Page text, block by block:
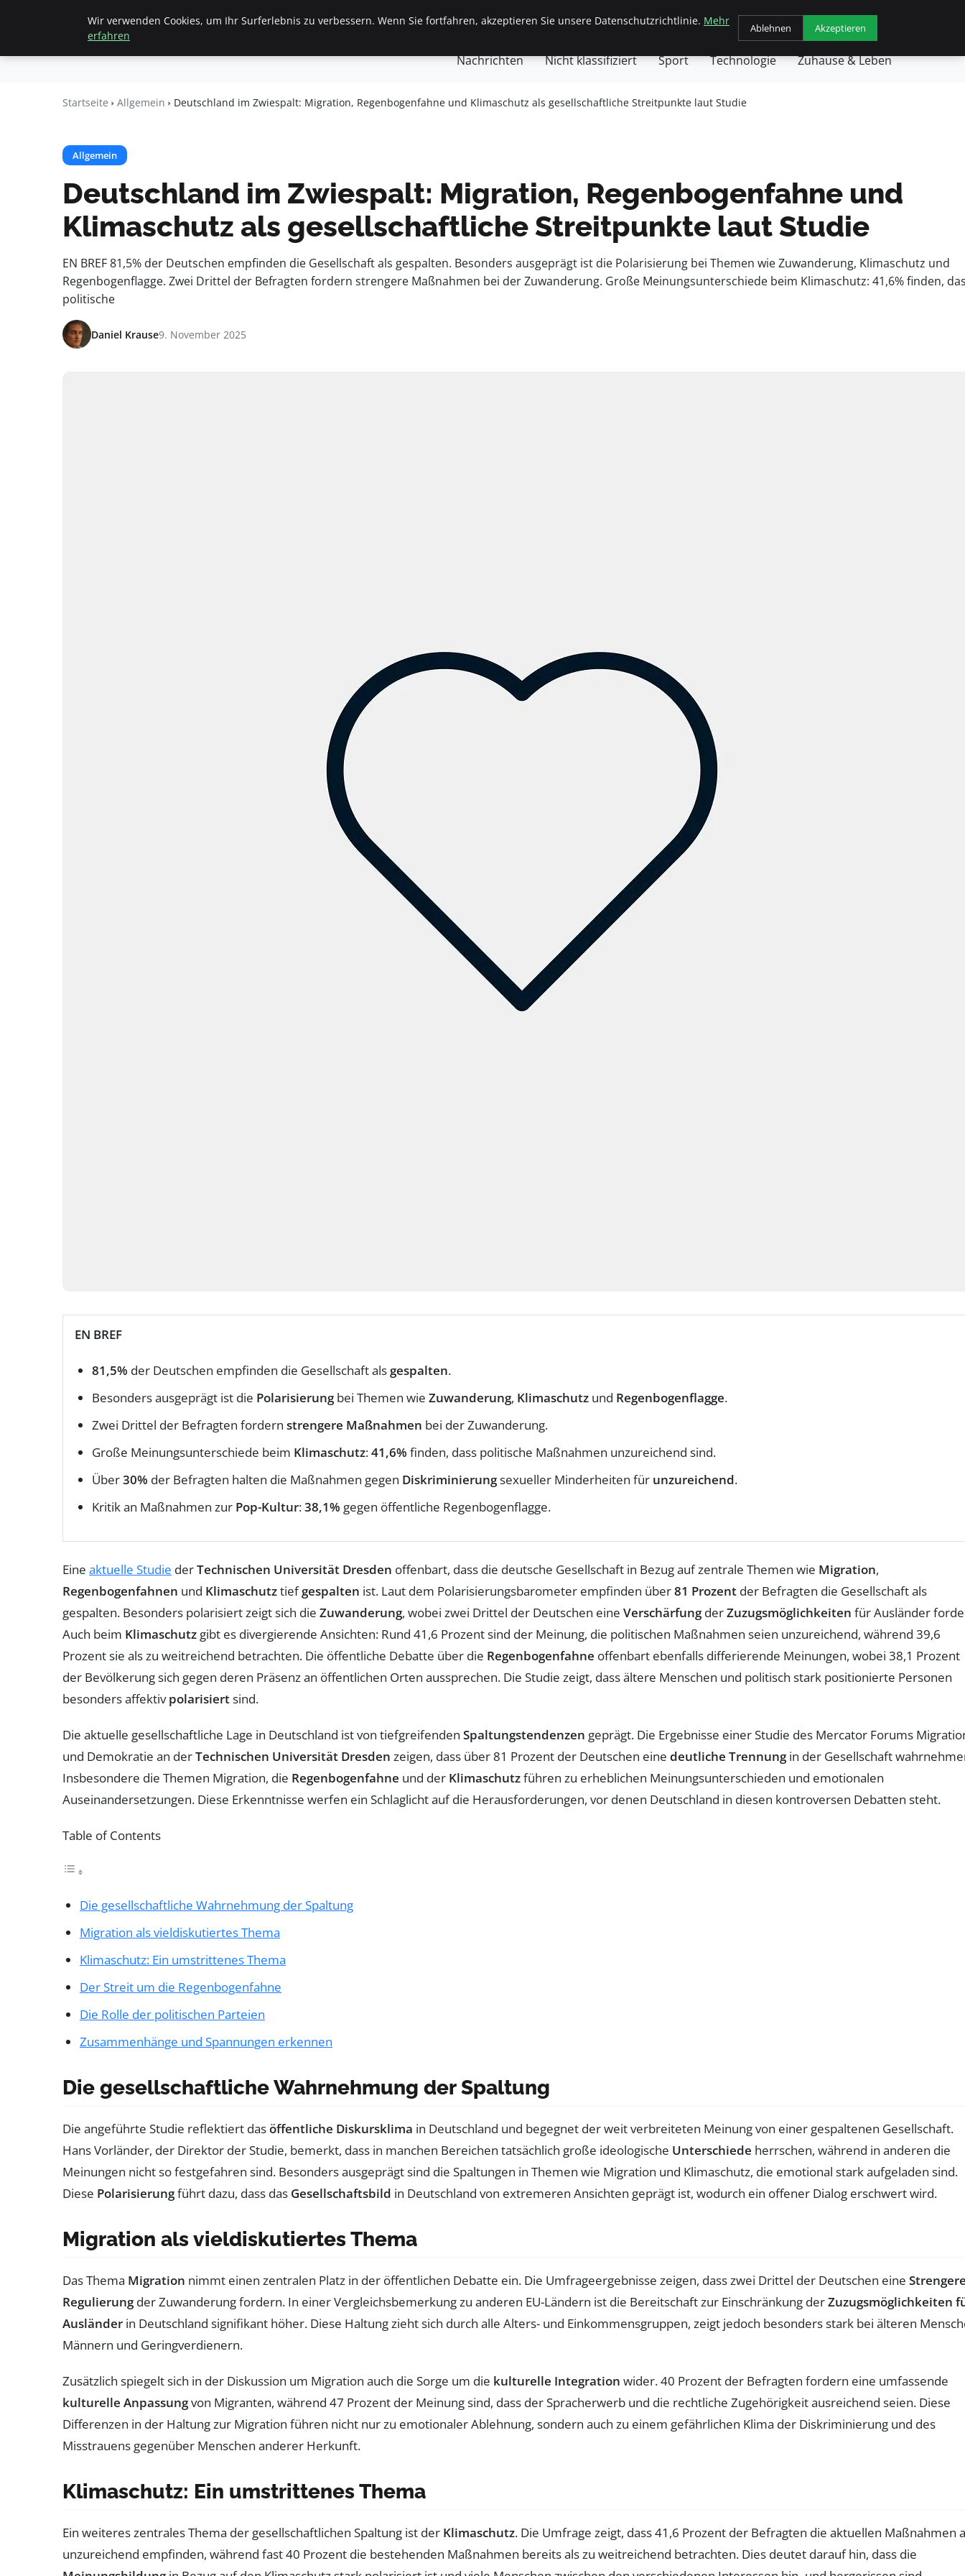
Beyond
Startseite Allgemein Finanzen & Immobilien Frauen / Mode Geschäft Gesundheit Haustiere Kochen
Nachrichten Nicht klassifiziert Sport Technologie Zuhause & Leben
Startseite Allgemein Deutschland im Zwiespalt: Migration, Regenbogenfahne und Klimaschutz als gesellschaftliche Streitpunkte laut Studie
Allgemein
Deutschland im Zwiespalt: Migration, Regenbogenfahne und
Klimaschutz als gesellschaftliche Streitpunkte laut Studie
EN BREF 81,5% der Deutschen empfinden die Gesellschaft als gespalten. Besonders ausgeprägt ist die Polarisierung bei Themen wie Zuwanderung, Klimaschutz und
Regenbogenflagge. Zwei Drittel der Befragten fordern strengere Maßnahmen bei der Zuwanderung. Große Meinungsunterschiede beim Klimaschutz: 41,6% finden,
politische
Daniel Krause9. November 2025
EN BREF
81,5% der Deutschen empfinden die Gesellschaft als gespalten.
Besonders ausgeprägt ist die Polarisierungbei Themen wie Zuwanderung, Klimaschutz und Regenbogenflagge.
Zwei Drittel der Befragten fordern strengere Maßnahmen bei der Zuwanderung.
Große Meinungsunterschiede beim Klimaschutz:41,6% finden, dass politische Maßnahmen unzureichend sind.
Über30% der Befragten halten die Maßnahmen gegen Diskriminierungsexueller Minderheiten für unzureichend.
Kritik an Maßnahmen zur Pop-Kultur:38,1% gegen öffentliche Regenbogenflagge.
Eine aktuelle Studie derTechnischen Universität Dresden offenbart, dass die deutsche Gesellschaft in Bezug auf zentrale Themen wie Migration,
Regenbogenfahnen und Klimaschutztiefgespalten ist. Laut dem Polarisierungsbarometer empfinden über81 Prozent der Befragten die Gesellschaft als
gespalten. Besonders polarisiert zeigt sich die Zuwanderung, wobei zwei Drittel der Deutschen eine VerschärfungderZuzugsmöglichkeiten für Ausländer
Auch beim Klimaschutz gibt es divergierende Ansichten: Rund 41,6 Prozent sind der Meinung, die politischen Maßnahmen seien unzureichend, während 39,6
Prozent sie als zu weitreichend betrachten. Die öffentliche Debatte über die Regenbogenfahne offenbart ebenfalls differierende Meinungen, wobei 38,1 Prozent
der Bevölkerung sich gegen deren Präsenz an öffentlichen Orten aussprechen. Die Studie zeigt, dass ältere Menschen und politisch stark positionierte Personen
besonders affektivpolarisiertsind.
Die aktuelle gesellschaftliche Lage in Deutschland ist von tiefgreifenden Spaltungstendenzen geprägt. Die Ergebnisse einer Studie des Mercator Forums
und Demokratie an derTechnischen Universität Dresden zeigen, dass über 81 Prozent der Deutschen eine deutliche Trennungin der Gesellschaft
Insbesondere die Themen Migration, die Regenbogenfahne und der Klimaschutzführen zu erheblichen Meinungsunterschieden und emotionalen
Auseinandersetzungen. Diese Erkenntnisse werfen ein Schlaglicht auf die Herausforderungen, vor denen Deutschland in diesen kontroversen Debatten steht.
Table of Contents
Die gesellschaftliche Wahrnehmung der Spaltung
Migration als vieldiskutiertes Thema
Klimaschutz: Ein umstrittenes Thema
Der Streit um die Regenbogenfahne
Die Rolle der politischen Parteien
Zusammenhänge und Spannungen erkennen
Die gesellschaftliche Wahrnehmung der Spaltung
Die angeführte Studie reflektiert dasöffentliche Diskursklima in Deutschland und begegnet der weit verbreiteten Meinung von einer gespaltenen Gesellschaft.
Hans Vorländer, der Direktor der Studie, bemerkt, dass in manchen Bereichen tatsächlich große ideologische Unterschiede herrschen, während in anderen die
Meinungen nicht so festgefahren sind. Besonders ausgeprägt sind die Spaltungen in Themen wie Migration und Klimaschutz, die emotional stark aufgeladen sind.
Diese Polarisierungführt dazu, dass das Gesellschaftsbild in Deutschland von extremeren Ansichten geprägt ist, wodurch ein offener Dialog erschwert wird.
Migration als vieldiskutiertes Thema
Das Thema Migration nimmt einen zentralen Platz in der öffentlichen Debatte ein. Die Umfrageergebnisse zeigen, dass zwei Drittel der Deutschen eine
Regulierungder Zuwanderung fordern. In einer Vergleichsbemerkung zu anderen EU-Ländern ist die Bereitschaft zur Einschränkung derZuzugsmöglichkeiten
Ausländer in Deutschland signifikant höher. Diese Haltung zieht sich durch alle Alters- und Einkommensgruppen, zeigt jedoch besonders stark bei älteren
Männern und Geringverdienern.
Zusätzlich spiegelt sich in der Diskussion um Migration auch die Sorge um die kulturelle Integration wider. 40 Prozent der Befragten fordern eine umfassende
kulturelle Anpassungvon Migranten, während 47 Prozent der Meinung sind, dass der Spracherwerb und die rechtliche Zugehörigkeit ausreichend seien. Diese
Differenzen in der Haltung zur Migration führen nicht nur zu emotionaler Ablehnung, sondern auch zu einem gefährlichen Klima der Diskriminierung und des
Misstrauens gegenüber Menschen anderer Herkunft.
Klimaschutz: Ein umstrittenes Thema
Ein weiteres zentrales Thema der gesellschaftlichen Spaltung ist der Klimaschutz. Die Umfrage zeigt, dass 41,6 Prozent der Befragten die aktuellen Maßnahmen
unzureichend empfinden, während fast 40 Prozent die bestehenden Maßnahmen bereits als zu weitreichend betrachten. Dies deutet darauf hin, dass die
Wir verwenden Cookies, um Ihr Surferlebnis zu verbessern. Wenn Sie fortfahren, akzeptieren Sie unsere Datenschutzrichtlinie. Mehr
erfahren
Ablehnen Akzeptieren